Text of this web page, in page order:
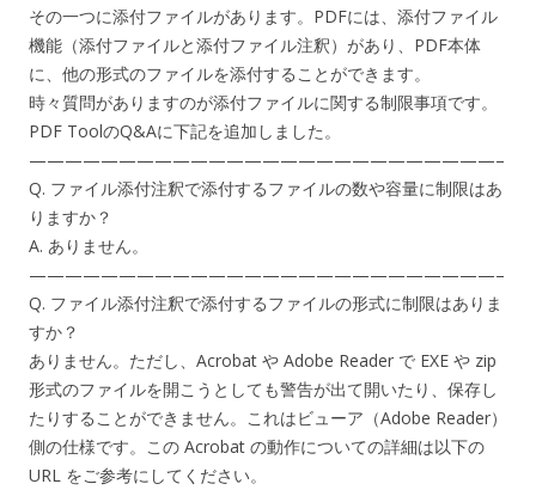
その一つに添付ファイルがあります。PDFには、添付ファイル
機能（添付ファイルと添付ファイル注釈）があり、PDF本体
に、他の形式のファイルを添付することができます。
時々質問がありますのが添付ファイルに関する制限事項です。
PDF ToolのQ&Aに下記を追加しました。
——————————————————————————–
Q. ファイル添付注釈で添付するファイルの数や容量に制限はあ
りますか？
A. ありません。
——————————————————————————–
Q. ファイル添付注釈で添付するファイルの形式に制限はありま
すか？
ありません。ただし、Acrobat や Adobe Reader で EXE や zip
形式のファイルを開こうとしても警告が出て開いたり、保存し
たりすることができません。これはビューア（Adobe Reader）
側の仕様です。この Acrobat の動作についての詳細は以下の
URL をご参考にしてください。